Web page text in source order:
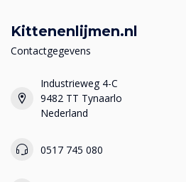
Kittenenlijmen.nl
Contactgegevens
Industrieweg 4-C
9482 TT Tynaarlo
Nederland
0517 745 080